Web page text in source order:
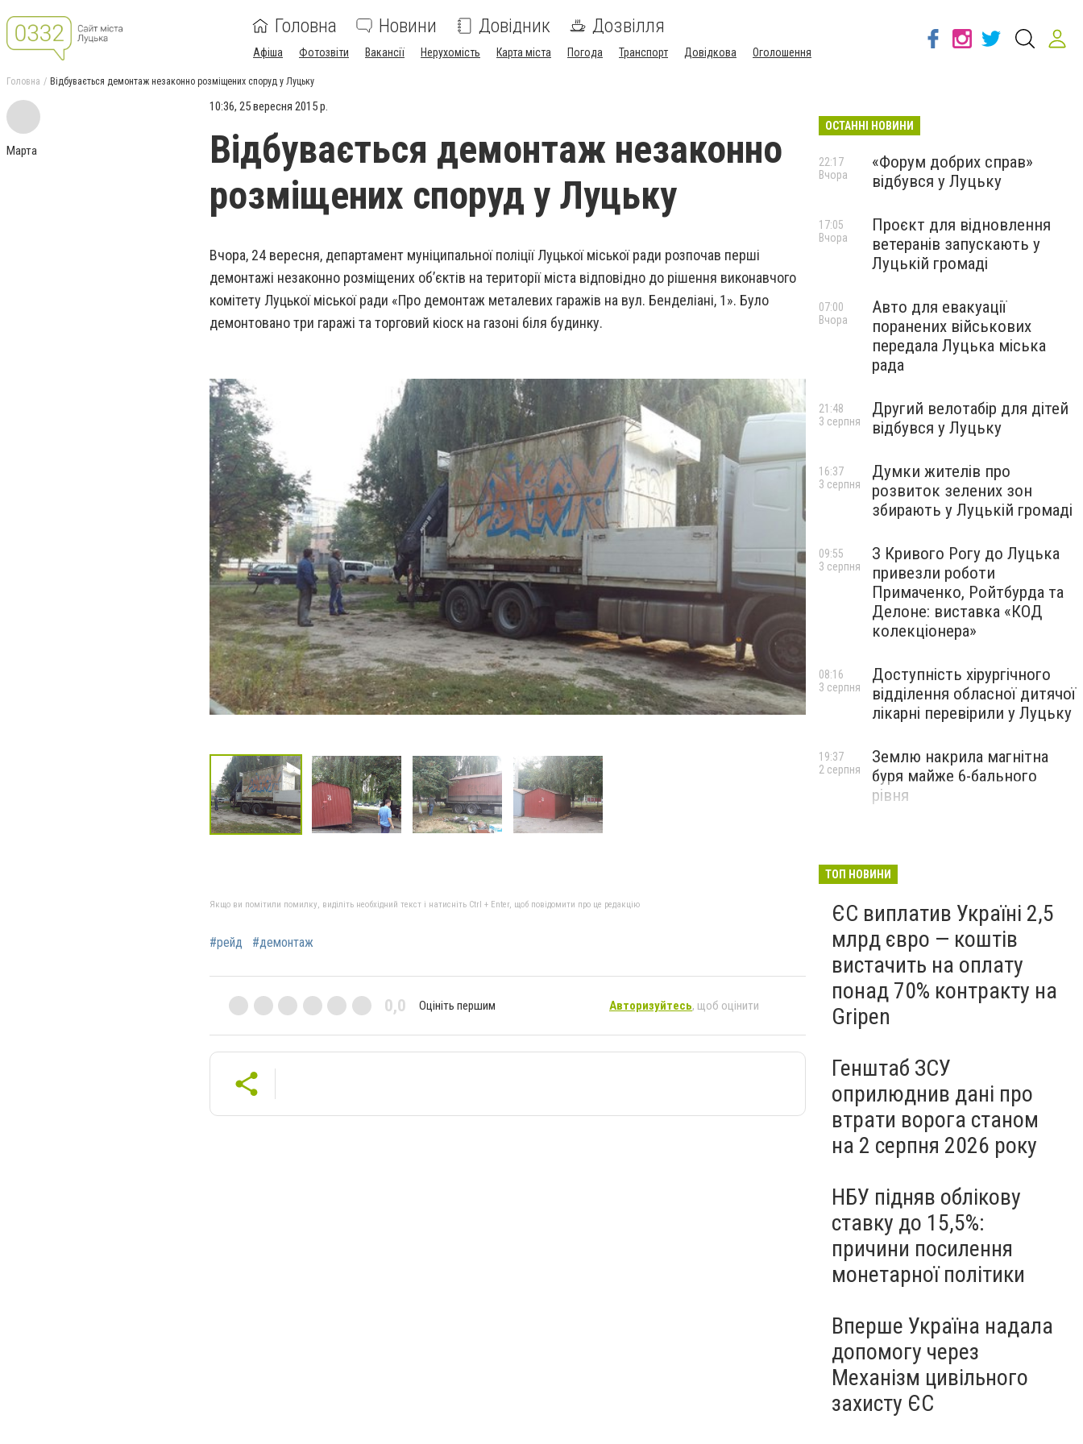
Головна Новини Довідник Дозвілля
Афіша Фотозвіти Вакансії Нерухомість Карта міста Погода Транспорт Довідкова Оголошення
Головна Відбувається демонтаж незаконно розміщених споруд у Луцьку
Марта
10:36, 25 вересня 2015 р.
Відбувається демонтаж незаконно
розміщених споруд у Луцьку
Вчора, 24 вересня, департамент муніципальної поліції Луцької міської ради розпочав перші
демонтажі незаконно розміщених об’єктів на території міста відповідно до рішення виконавчого
комітету Луцької міської ради «Про демонтаж металевих гаражів на вул. Бенделіані, 1». Було
демонтовано три гаражі та торговий кіоск на газоні біля будинку.
Якщо ви помітили помилку, виділіть необхідний текст і натисніть Ctrl + Enter, щоб повідомити про це редакцію
#рейд #демонтаж
0,0 Оцініть першим Авторизуйтесь, щоб оцінити
ОСТАННІ НОВИНИ
«Форум добрих справ»
відбувся у Луцьку
22:17
Вчора
Проєкт для відновлення
ветеранів запускають у
Луцькій громаді
17:05
Вчора
Авто для евакуації
поранених військових
передала Луцька міська
рада
07:00
Вчора
Другий велотабір для дітей
відбувся у Луцьку
21:48
3 серпня
Думки жителів про
розвиток зелених зон
збирають у Луцькій громаді
16:37
3 серпня
З Кривого Рогу до Луцька
привезли роботи
Примаченко, Ройтбурда та
Делоне: виставка «КОД
колекціонера»
09:55
3 серпня
Доступність хірургічного
відділення обласної дитячої
лікарні перевірили у Луцьку
08:16
3 серпня
Землю накрила магнітна
буря майже 6-бального
рівня
19:37
2 серпня
ТОП НОВИНИ
ЄС виплатив Україні 2,5
млрд євро — коштів
вистачить на оплату
понад 70% контракту на
Gripen
Генштаб ЗСУ
оприлюднив дані про
втрати ворога станом
на 2 серпня 2026 року
НБУ підняв облікову
ставку до 15,5%:
причини посилення
монетарної політики
Вперше Україна надала
допомогу через
Механізм цивільного
захисту ЄС